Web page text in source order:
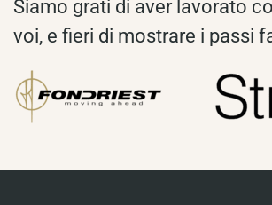
Siamo grati di aver lavorato
voi, e fieri di mostrare i passi